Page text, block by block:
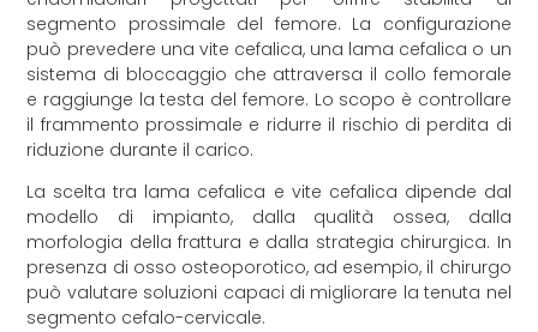
segmento prossimale del femore. La configurazione
può prevedere una vite cefalica, una lama cefalica o un
sistema di bloccaggio che attraversa il collo femorale
e raggiunge la testa del femore. Lo scopo è controllare
il frammento prossimale e ridurre il rischio di perdita di
riduzione durante il carico.
La scelta tra lama cefalica e vite cefalica dipende dal
modello di impianto, dalla qualità ossea, dalla
morfologia della frattura e dalla strategia chirurgica. In
presenza di osso osteoporotico, ad esempio, il chirurgo
può valutare soluzioni capaci di migliorare la tenuta nel
segmento cefalo-cervicale.